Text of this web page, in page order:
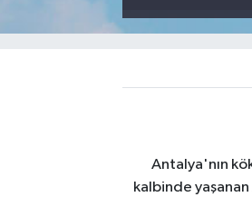
Antalya'nın
kalbinde